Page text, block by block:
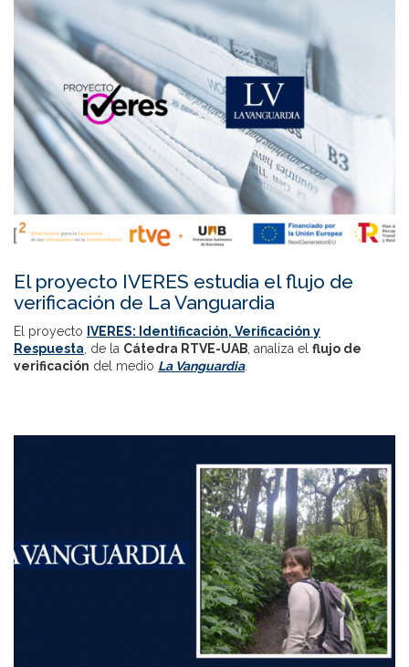
El proyecto IVERES estudia el flujo de
verificación de La Vanguardia
El proyecto IVERES: Identificación, Verificación y
Respuesta , de la Cátedra RTVE-UAB , analiza el flujo de
verificación del medio La Vanguardia.